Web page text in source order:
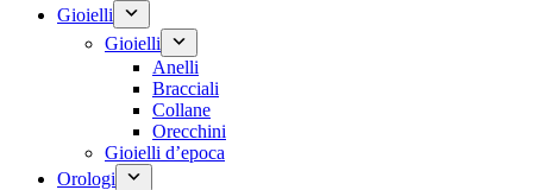
Gioielli
Gioielli
Anelli
Bracciali
Collane
Orecchini
Gioielli d’epoca
Orologi